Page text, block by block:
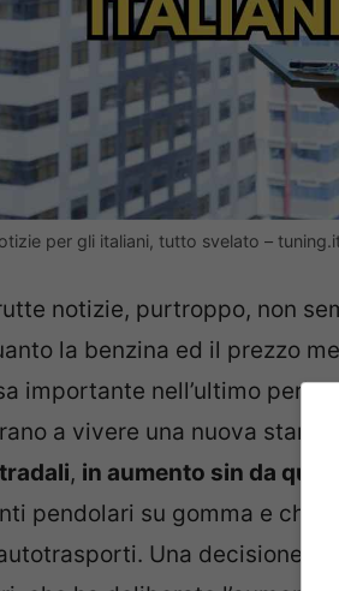
per gli italiani, tutto svelato –
notizie, purtroppo, non
la benzina ed il prezzo
importante nell’ultimo
a vivere una nuova
, in aumento sin da
pendolari su gomma e che
Una decisione